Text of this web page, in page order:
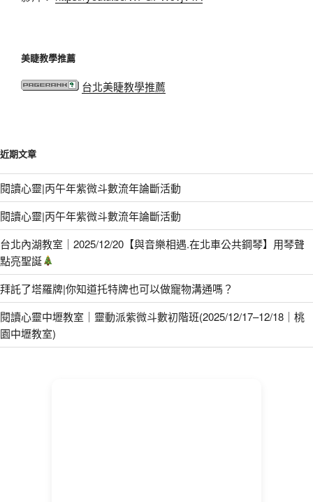
美睫教學推薦
台北美睫教學推薦
近期文章
閱讀心靈|丙午年紫微斗數流年論斷活動
閱讀心靈|丙午年紫微斗數流年論斷活動
台北內湖教室｜2025/12/20【與音樂相遇.在北車公共鋼琴】用琴聲
點亮聖誕
拜託了塔羅牌|你知道托特牌也可以做寵物溝通嗎？
閱讀心靈中壢教室｜靈動派紫微斗數初階班(2025/12/17–12/18｜桃
園中壢教室)